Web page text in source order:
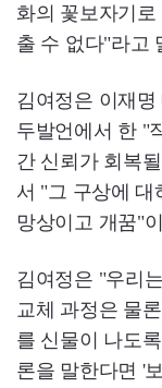
화의 꽃보자기
출 수 없다"라고
김여정은 이재명
두발언에서 한 "
간 신뢰가 회복
서 "그 구상에 대
망상이고 개꿈"
김여정은 "우리
교체 과정은 물
를 신물이 나도
론을 말한다면 '